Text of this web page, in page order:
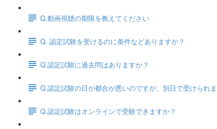
Q.動画視聴の期限を教えてください
Q. 認定試験を受けるのに条件などありますか？
Q.認定試験に過去問はありますか？
Q.認定試験の日が都合が悪いのですが、別日で受けられ
Q.認定試験はオンラインで受験できますか？